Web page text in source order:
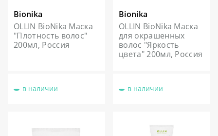
Bionika
OLLIN BioNika Маска
"Плотность волос"
200мл, Россия
в наличии
Bionika
OLLIN BioNika Маска
для окрашенных
волос "Яркость
цвета" 200мл, Россия
в наличии